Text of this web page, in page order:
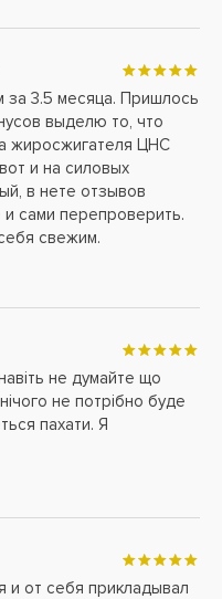
за 3.5 месяца. Пришлось
выделю то, что
жиросжигателя ЦНС
и на силовых
в нете отзывов
сами перепроверить.
свежим.
не думайте що
не потрібно буде
пахати. Я
и от себя прикладывал